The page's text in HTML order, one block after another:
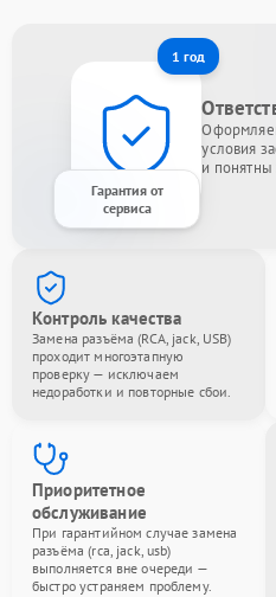
1 год
Гарантия от
сервиса
условия
и понятны
Контроль качества
Замена разъёма (RCA, jack, USB)
проходит многоэтапную
проверку — исключаем
недоработки и повторные сбои.
Приоритетное
обслуживание
При гарантийном случае замена
разъёма (rca, jack, usb)
выполняется вне очереди —
быстро устраняем проблему.